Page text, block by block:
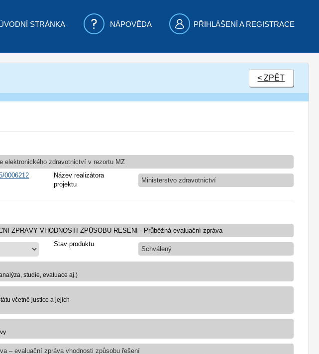
STRÁNKA NÁPOVĚDA PŘIHLÁŠENÍ A REGISTRACE
< ZPĚT
elektronického zdravotnictví v rezortu MZ
0006212
Název realizátora
projektu
Ministerstvo zdravotnictví
Stav produktu
Schválený
studie, evaluace aj.)
včetně justice a jejich
– evaluační zpráva vhodnosti způsobu řešení